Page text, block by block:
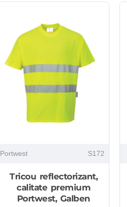
Portwest S172
Tricou reflectorizant,
calitate premium
Portwest, Galben